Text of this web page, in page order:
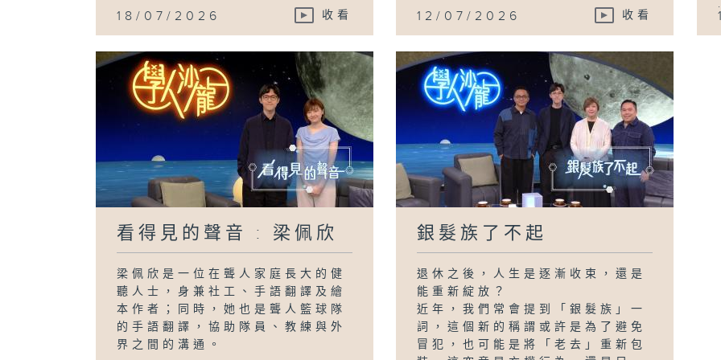
18/07/2026 收看 12/07/2026 收看
看得見的聲音 : 梁佩欣
梁佩欣是一位在聾人家庭長大的健
聽人士，身兼社工、手語翻譯及繪
本作者；同時，她也是聾人籃球隊
的手語翻譯，協助隊員、教練與外
界之間的溝通。
銀髮族了不起
退休之後，人生是逐漸收束，還是
能重新綻放？
近年，我們常會提到「銀髮族」一
詞，這個新的稱謂或許是為了避免
冒犯，也可能是將「老去」重新包